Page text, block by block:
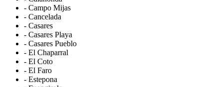
- Campo Mijas
- Cancelada
- Casares
- Casares Playa
- Casares Pueblo
- El Chaparral
- El Coto
- El Faro
- Estepona